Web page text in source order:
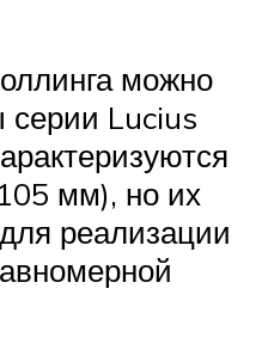
можно
серии Lucius
мм), но их
реализации